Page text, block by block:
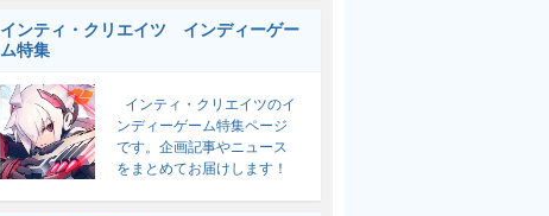
インティ・クリエイツ インディーゲー
ム特集
インティ・クリエイツのイ
ンディーゲーム特集ページ
です。企画記事やニュース
をまとめてお届けします！